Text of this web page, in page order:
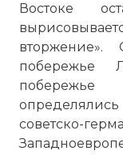
Востоке
побережье
советско-